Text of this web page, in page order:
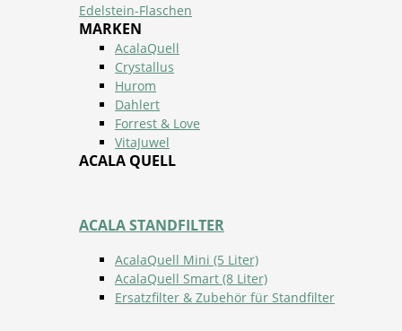
Edelstein-Flaschen
MARKEN
AcalaQuell
Crystallus
Hurom
Dahlert
Forrest & Love
VitaJuwel
ACALA QUELL
ACALA STANDFILTER
AcalaQuell Mini (5 Liter)
AcalaQuell Smart (8 Liter)
Ersatzfilter & Zubehör für Standfilter